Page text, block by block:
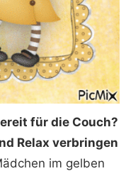
für die Couch?
Relax verbringen
im gelben